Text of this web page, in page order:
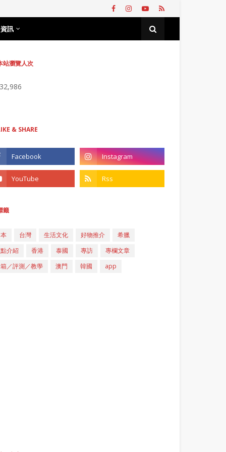
訊
站瀏覽人次
& SHARE
籤
台灣 生活文化 好物推介
希臘
介紹
香港 泰國 專訪
專欄文章
／評測／教學
澳門 韓國 app